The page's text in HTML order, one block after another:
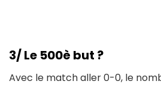
3/ Le 500è but ?
Avec le match aller 0-0, le